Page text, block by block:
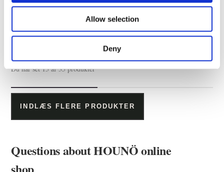
Allow selection
Deny
Du har set 15 af 35 produkter
INDLÆS FLERE PRODUKTER
Questions about HOUNÖ online